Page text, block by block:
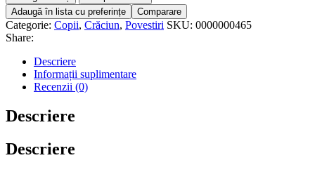
Adaugă în lista cu preferințe
Comparare
Categorie: Copii, Crăciun, Povestiri SKU: 0000000465
Share:
Descriere
Informații suplimentare
Recenzii (0)
Descriere
Descriere